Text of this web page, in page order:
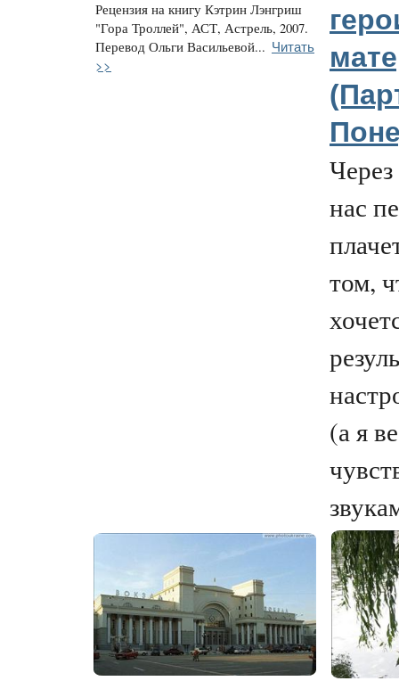
Рецензия на книгу Кэтрин Лэнгриш
"Гора Троллей", АСТ, Астрель, 2007.
Перевод Ольги Васильевой... Читать
>>
нас
том,
(а я